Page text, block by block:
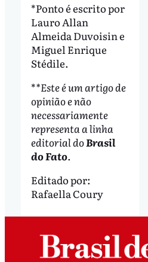
*Ponto é escrito por
Lauro Allan
Almeida Duvoisin e
Miguel Enrique
Stédile.
**Este é um artigo de
opinião e não
necessariamente
representa a linha
editorial doBrasil
do Fato.
Editado por:
Rafaella Coury